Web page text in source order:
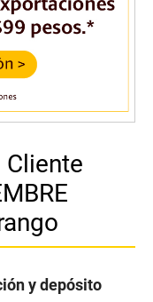
Cliente
y depósito